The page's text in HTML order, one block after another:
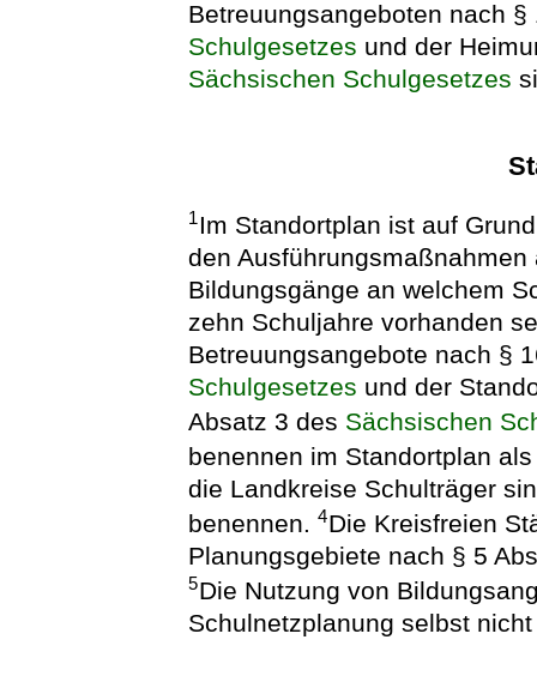
Betreuungsangeboten nach
Schulgesetzes und der
Sächsischen Schulgesetzes
1 Im Standortplan ist auf
den
Bildungsgänge an welchem
zehn Schuljahre vorhanden
Betreuungsangebote nach §
Schulgesetzes und der
Absatz 3 des Sächsischen
benennen im Standortplan
die Landkreise Schulträger
benennen.4Die Kreisfreien
Planungsgebiete nach § 5
5Die Nutzung von
Schulnetzplanung selbst